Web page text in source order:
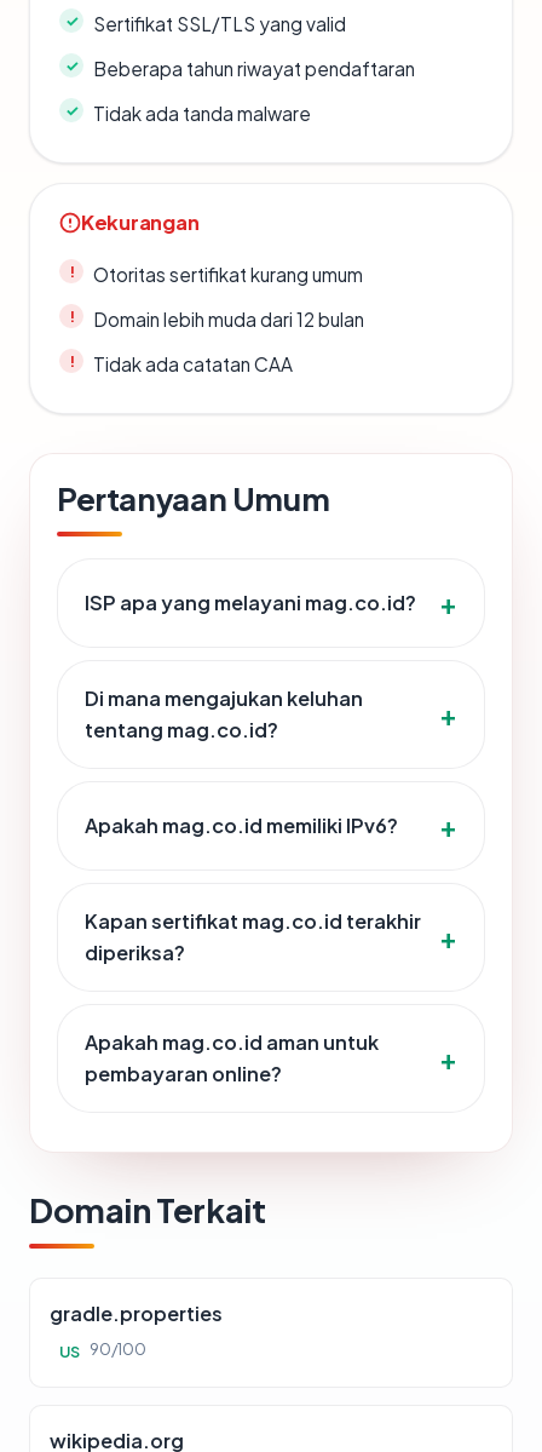
Sertifikat SSL/TLS yang valid
Beberapa tahun riwayat pendaftaran
Tidak ada tanda malware
Kekurangan
Otoritas sertifikat kurang umum
Domain lebih muda dari 12 bulan
Tidak ada catatan CAA
Pertanyaan Umum
ISP apa yang melayani mag.co.id?
Di mana mengajukan keluhan
tentang mag.co.id?
Apakah mag.co.id memiliki IPv6?
Kapan sertifikat mag.co.id terakhir
diperiksa?
Apakah mag.co.id aman untuk
pembayaran online?
Domain Terkait
gradle.properties
US 90/100
wikipedia.org